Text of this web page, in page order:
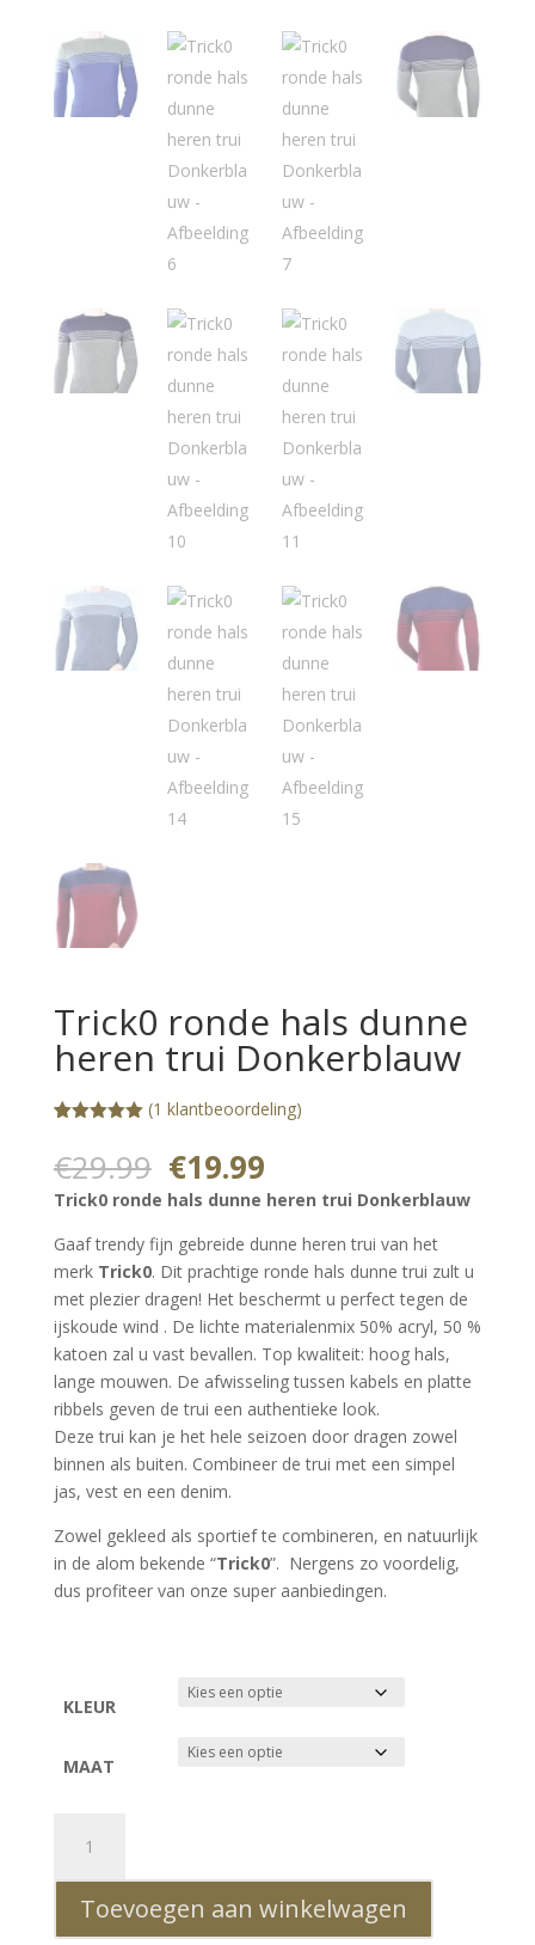
Trick0 ronde hals dunne
heren trui Donkerblauw
gebaseerd
klantbeoorde
(1 klantbeoordeling)
€29.99 Oorspronkelijke
prijs
was:
€29.99.
€19.99Huidige
prijs
is:
€19.99.
Trick0 ronde hals dunne heren trui Donkerblauw
Gaaf trendy fijn gebreide dunne heren trui van het
merk Trick0. Dit prachtige ronde hals dunne trui zult u
met plezier dragen! Het beschermt u perfect tegen de
ijskoude wind . De lichte materialenmix 50% acryl, 50 %
katoen zal u vast bevallen. Top kwaliteit: hoog hals,
lange mouwen. De afwisseling tussen kabels en platte
ribbels geven de trui een authentieke look.
Deze trui kan je het hele seizoen door dragen zowel
binnen als buiten. Combineer de trui met een simpel
jas, vest en een denim.
Zowel gekleed als sportief te combineren, en natuurlijk
in de alom bekende “Trick0”. Nergens zo voordelig,
dus profiteer van onze super aanbiedingen.
KLEUR
MAAT
ronde
hals
dunne
heren
Toevoegen aan winkelwagen